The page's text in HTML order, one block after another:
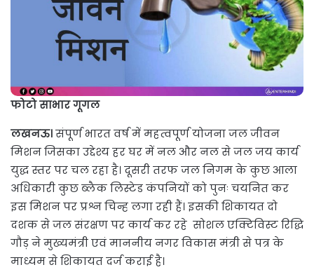
फोटो साभार गूगल
लखनऊ।संपूर्ण भारत वर्ष में महत्वपूर्ण योजना जल जीवन
मिशन जिसका उद्देश्य हर घर में नल और नल से जल जय कार्य
युद्ध स्तर पर चल रहा है। दूसरी तरफ जल निगम के कुछ आला
अधिकारी कुछ ब्लैक लिस्टेड कंपनियों को पुनः चयनित कर
इस मिशन पर प्रश्न चिन्ह लगा रही हैं। इसकी शिकायत दो
दशक से जल संरक्षण पर कार्य कर रहे सोशल एक्टिविस्ट रिद्धि
गौड़ ने मुख्यमंत्री एवं माननीय नगर विकास मंत्री से पत्र के
माध्यम से शिकायत दर्ज कराई है।